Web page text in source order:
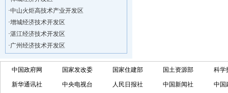
中山火炬高技术产业开发区
增城经济技术开发区
湛江经济技术开发区
广州经济技术开发区
·广州南沙经济技术开发区
大亚湾经济技术开发区
洋浦不断延伸产业链，推进一批石化产业
中国政府网 国家发改委 国家住建部 国土资源部 科学
新华通讯社 中央电视台 人民日报社 中国新闻社 中国